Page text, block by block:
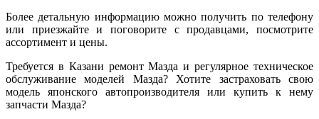
Более детальную информацию можно получить по телефону
или приезжайте и поговорите с продавцами, посмотрите
ассортимент и цены.
Требуется в Казани ремонт Мазда и регулярное техническое
обслуживание моделей Мазда? Хотите застраховать свою
модель японского автопроизводителя или купить к нему
запчасти Мазда?